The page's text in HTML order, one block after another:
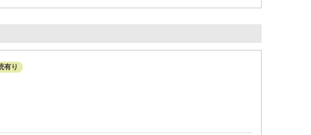
有り